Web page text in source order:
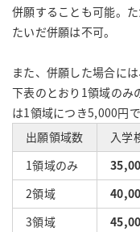
併願することも可能。
たいだ併願は不可。
また、併願した場合に
下表のとおり1領域のみ
は1領域につき5,000円で
出願領域数
入学
1領域のみ
2領域
3領域